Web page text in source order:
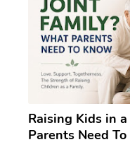
Raising Kids in
Parents Need